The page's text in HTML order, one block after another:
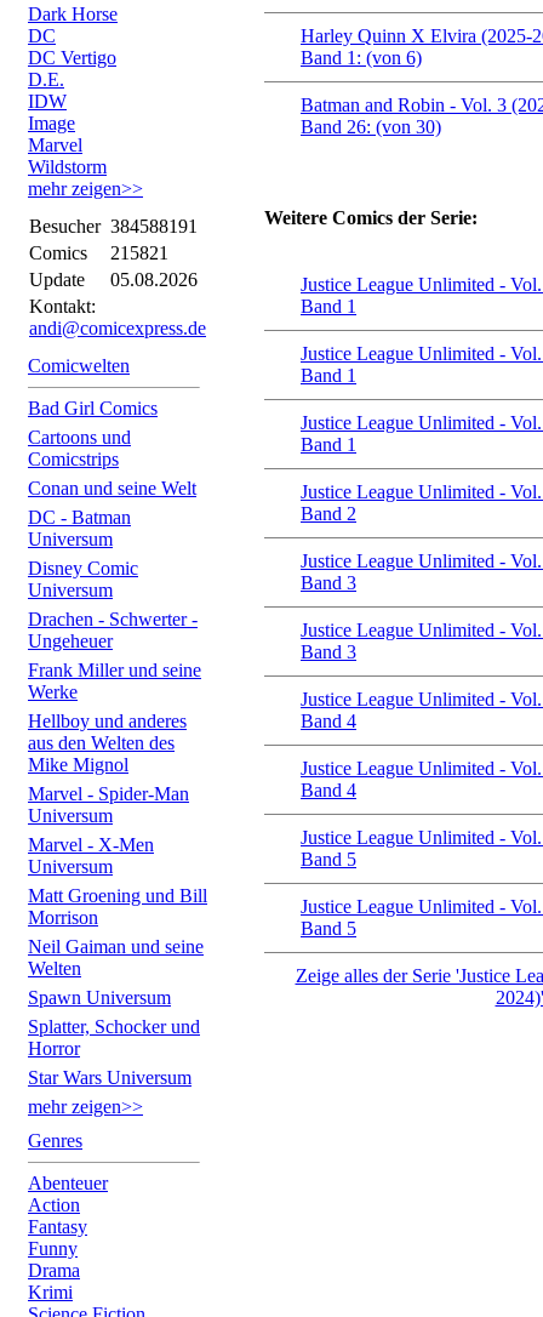
Dark Horse
DC
DC Vertigo
D.E.
IDW
Image
Marvel
Wildstorm
mehr zeigen>>
Besucher 384588191
Comics
215821
Update
05.08.2026
Kontakt:
andi@comicexpress.de
Comicwelten
Bad Girl Comics
Cartoons und
Comicstrips
Conan und seine Welt
DC - Batman
Universum
Disney Comic
Universum
Drachen - Schwerter -
Ungeheuer
Frank Miller und seine
Werke
Hellboy und anderes
aus den Welten des
Mike Mignol
Marvel - Spider-Man
Universum
Marvel - X-Men
Universum
Matt Groening und Bill
Morrison
Neil Gaiman und seine
Welten
Spawn Universum
Splatter, Schocker und
Horror
Star Wars Universum
mehr zeigen>>
Genres
Abenteuer
Action
Fantasy
Funny
Drama
Krimi
Harley Quinn X Elvira (2025-
Band 1: (von 6)
Batman and Robin - Vol. 3
Band 26: (von 30)
Weitere Comics der Serie:
Justice League Unlimited -
Band 1
Justice League Unlimited -
Band 1
Justice League Unlimited -
Band 1
Justice League Unlimited -
Band 2
Justice League Unlimited -
Band 3
Justice League Unlimited -
Band 3
Justice League Unlimited -
Band 4
Justice League Unlimited -
Band 4
Justice League Unlimited -
Band 5
Justice League Unlimited -
Band 5
Zeige alles der Serie 'Justice
2024)'